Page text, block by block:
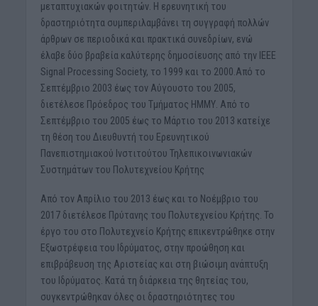
μεταπτυχιακών φοιτητών. Η ερευνητική του
δραστηριότητα συμπεριλαμβάνει τη συγγραφή πολλών
άρθρων σε περιοδικά και πρακτικά συνεδρίων, ενώ
έλαβε δύο βραβεία καλύτερης δημοσίευσης από την IEEE
Signal Processing Society, το 1999 και το 2000.Από το
Σεπτέμβριο 2003 έως τον Αύγουστο του 2005,
διετέλεσε Πρόεδρος του Τμήματος ΗΜΜΥ. Από το
Σεπτέμβριο του 2005 έως το Μάρτιο του 2013 κατείχε
τη θέση του Διευθυντή του Ερευνητικού
Πανεπιστημιακού Ινστιτούτου Τηλεπικοινωνιακών
Συστημάτων του Πολυτεχνείου Κρήτης
Από τον Απρίλιο του 2013 έως και το Νοέμβριο του
2017 διετέλεσε Πρύτανης του Πολυτεχνείου Κρήτης. Το
έργο του στο Πολυτεχνείο Κρήτης επικεντρώθηκε στην
Εξωστρέφεια του Ιδρύματος, στην προώθηση και
επιβράβευση της Αριστείας και στη βιώσιμη ανάπτυξη
του Ιδρύματος. Κατά τη διάρκεια της θητείας του,
συγκεντρώθηκαν όλες οι δραστηριότητες του